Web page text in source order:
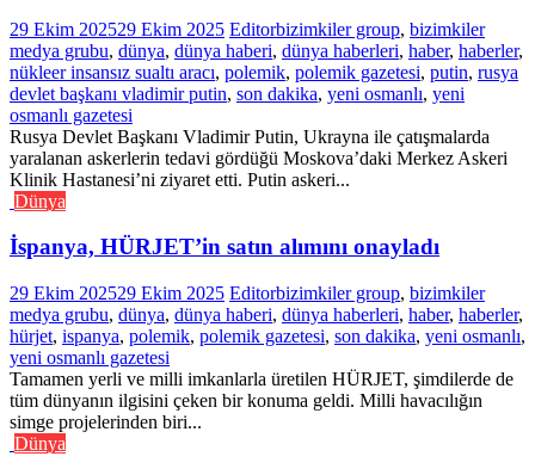
29 Ekim 202529 Ekim 2025 Editorbizimkiler group, bizimkiler
medya grubu, dünya, dünya haberi, dünya haberleri, haber, haberler,
nükleer insansız sualtı aracı, polemik, polemik gazetesi, putin, rusya
devlet başkanı vladimir putin, son dakika, yeni osmanlı, yeni
osmanlı gazetesi
Rusya Devlet Başkanı Vladimir Putin, Ukrayna ile çatışmalarda
yaralanan askerlerin tedavi gördüğü Moskova’daki Merkez Askeri
Klinik Hastanesi’ni ziyaret etti. Putin askeri...
Dünya
İspanya, HÜRJET’in satın alımını onayladı
29 Ekim 202529 Ekim 2025 Editorbizimkiler group, bizimkiler
medya grubu, dünya, dünya haberi, dünya haberleri, haber, haberler,
hürjet, ispanya, polemik, polemik gazetesi, son dakika, yeni osmanlı,
yeni osmanlı gazetesi
Tamamen yerli ve milli imkanlarla üretilen HÜRJET, şimdilerde de
tüm dünyanın ilgisini çeken bir konuma geldi. Milli havacılığın
simge projelerinden biri...
Dünya